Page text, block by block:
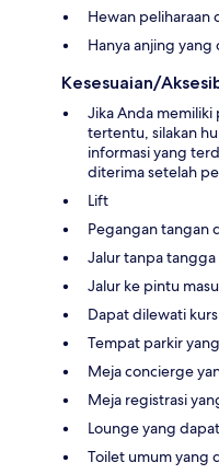
Hewan peliharaan
Hanya anjing
Kesesuaian/
Jika Anda
tertentu, silakan
informasi yang
diterima setelah
Lift
Pegangan tangan
Jalur tanpa
Jalur ke pintu
Dapat dilewati
Tempat parkir
Meja concierge
Meja registrasi
Lounge yang
Toilet umum yang